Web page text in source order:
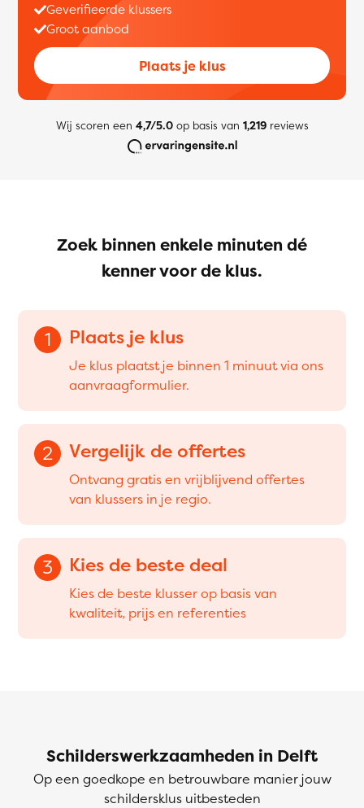
Geverifieerde klussers
Groot aanbod
Plaats je klus
Wij scoren een 4,7/5.0op basis van 1,219reviews
Zoek binnen enkele minuten dé
kenner voor de klus.
1 Plaats je klus
Je klus plaatst je binnen 1 minuut via ons
aanvraagformulier.
2 Vergelijk de offertes
Ontvang gratis en vrijblijvend offertes
van klussers in je regio.
3 Kies de beste deal
Kies de beste klusser op basis van
kwaliteit, prijs en referenties
Schilderswerkzaamheden in Delft
Op een goedkope en betrouwbare manier jouw
schildersklus uitbesteden